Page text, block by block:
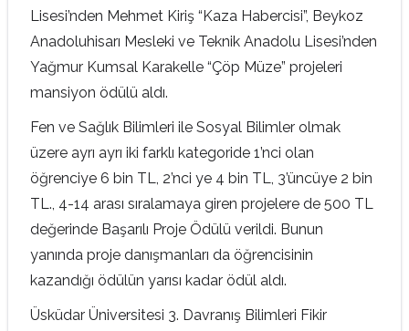
Lisesi’nden Mehmet Kiriş “Kaza Habercisi”, Beykoz
Anadoluhisarı Mesleki ve Teknik Anadolu Lisesi’nden
Yağmur Kumsal Karakelle “Çöp Müze” projeleri
mansiyon ödülü aldı.
Fen ve Sağlık Bilimleri ile Sosyal Bilimler olmak
üzere ayrı ayrı iki farklı kategoride 1’nci olan
öğrenciye 6 bin TL, 2’nci ye 4 bin TL, 3’üncüye 2 bin
TL., 4-14 arası sıralamaya giren projelere de 500 TL
değerinde Başarılı Proje Ödülü verildi. Bunun
yanında proje danışmanları da öğrencisinin
kazandığı ödülün yarısı kadar ödül aldı.
Üsküdar Üniversitesi 3. Davranış Bilimleri Fikir